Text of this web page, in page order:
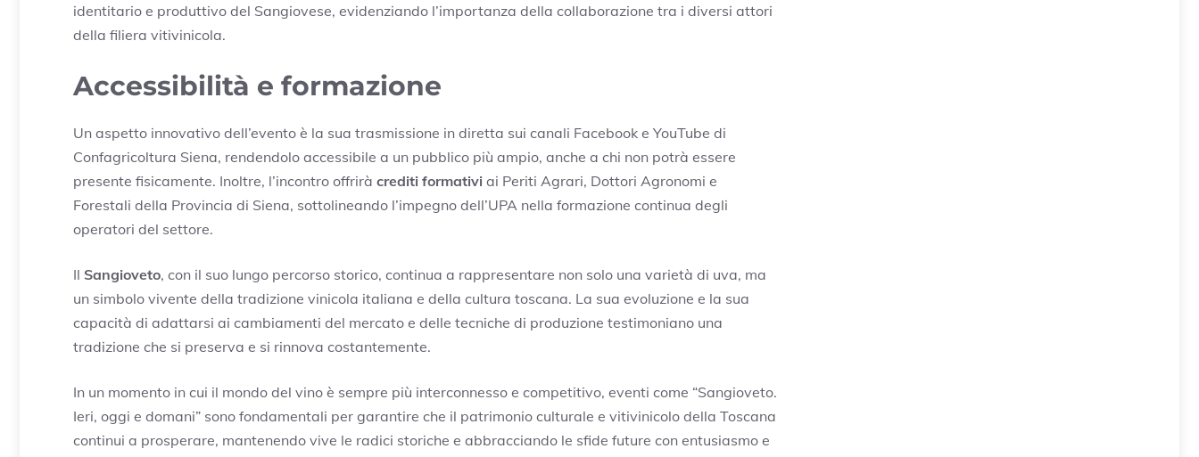
identitario e produttivo del Sangiovese, evidenziando l’importanza della collaborazione tra i diversi attori
della filiera vitivinicola.
Accessibilità e formazione
Un aspetto innovativo dell’evento è la sua trasmissione in diretta sui canali Facebook e YouTube di
Confagricoltura Siena, rendendolo accessibile a un pubblico più ampio, anche a chi non potrà essere
presente fisicamente. Inoltre, l’incontro offrirà crediti formativi ai Periti Agrari, Dottori Agronomi e
Forestali della Provincia di Siena, sottolineando l’impegno dell’UPA nella formazione continua degli
operatori del settore.
Il Sangioveto, con il suo lungo percorso storico, continua a rappresentare non solo una varietà di uva, ma
un simbolo vivente della tradizione vinicola italiana e della cultura toscana. La sua evoluzione e la sua
capacità di adattarsi ai cambiamenti del mercato e delle tecniche di produzione testimoniano una
tradizione che si preserva e si rinnova costantemente.
In un momento in cui il mondo del vino è sempre più interconnesso e competitivo, eventi come “Sangioveto.
Ieri, oggi e domani” sono fondamentali per garantire che il patrimonio culturale e vitivinicolo della Toscana
continui a prosperare, mantenendo vive le radici storiche e abbracciando le sfide future con entusiasmo e